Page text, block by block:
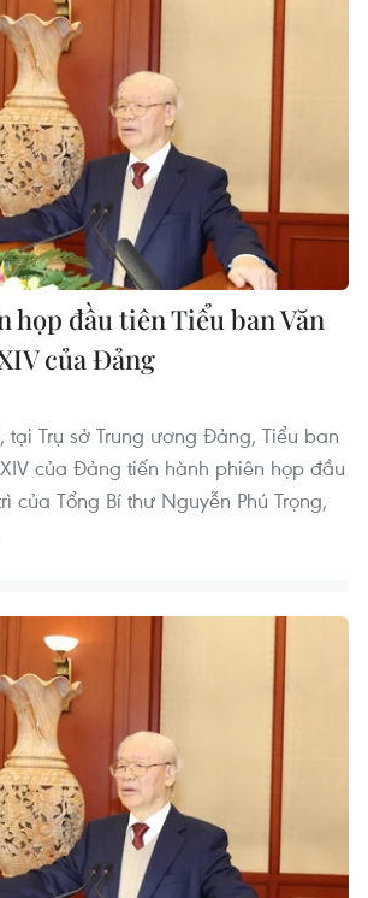
họp đầu tiên Tiểu ban Văn
của Đảng
Trụ sở Trung ương Đảng, Tiểu ban
của Đảng tiến hành phiên họp đầu
của Tổng Bí thư Nguyễn Phú Trọng,